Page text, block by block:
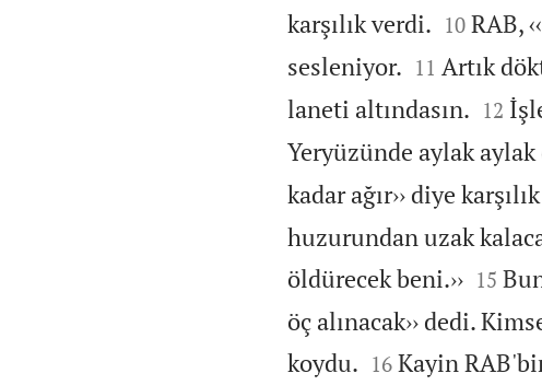
karşılık verdi.
10 RAB,
sesleniyor.
11 Artık
laneti altındasın.
12
Yeryüzünde aylak aylak
kadar ağır›› diye
huzurundan uzak
öldürecek beni.››
15
öç alınacak›› dedi.
koydu.
16 Kayin